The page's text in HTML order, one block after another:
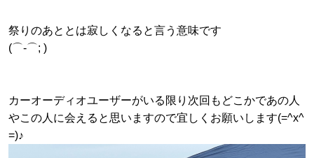
祭りのあととは寂しくなると言う意味です
(⌒-⌒; )
カーオーディオユーザーがいる限り次回もどこかであの人
やこの人に会えると思いますので宜しくお願いします(=^x^
=)♪